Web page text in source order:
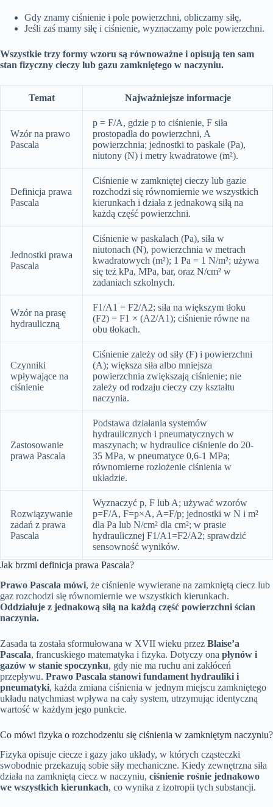
Gdy znamy ciśnienie i pole powierzchni, obliczamy siłę,
Jeśli zaś mamy siłę i ciśnienie, wyznaczamy pole powierzchni.
Wszystkie trzy formy wzoru są równoważne i opisują ten sam
stan fizyczny cieczy lub gazu zamkniętego w naczyniu.
Temat Najważniejsze informacje
Wzór na prawo
Pascala
p = F/A, gdzie p to ciśnienie, F siła
prostopadła do powierzchni, A
powierzchnia; jednostki to paskale (Pa),
niutony (N) i metry kwadratowe (m²).
Definicja prawa
Pascala
Ciśnienie w zamkniętej cieczy lub gazie
rozchodzi się równomiernie we wszystkich
kierunkach i działa z jednakową siłą na
każdą część powierzchni.
Jednostki prawa
Pascala
Ciśnienie w paskalach (Pa), siła w
niutonach (N), powierzchnia w metrach
kwadratowych (m²); 1 Pa = 1 N/m²; używa
się też kPa, MPa, bar, oraz N/cm² w
zadaniach szkolnych.
Wzór na prasę
hydrauliczną
F1/A1 = F2/A2; siła na większym tłoku
(F2) = F1 × (A2/A1); ciśnienie równe na
obu tłokach.
Czynniki
wpływające na
ciśnienie
Ciśnienie zależy od siły (F) i powierzchni
(A); większa siła albo mniejsza
powierzchnia zwiększają ciśnienie; nie
zależy od rodzaju cieczy czy kształtu
naczynia.
Zastosowanie
prawa Pascala
Podstawa działania systemów
hydraulicznych i pneumatycznych w
maszynach; w hydraulice ciśnienie do 20-
35 MPa, w pneumatyce 0,6-1 MPa;
równomierne rozłożenie ciśnienia w
układzie.
Rozwiązywanie
zadań z prawa
Pascala
Wyznaczyć p, F lub A; używać wzorów
p=F/A, F=p×A, A=F/p; jednostki w N i m²
dla Pa lub N/cm² dla cm²; w prasie
hydraulicznej F1/A1=F2/A2; sprawdzić
sensowność wyników.
Jak brzmi definicja prawa Pascala?
Prawo Pascala mówi, że ciśnienie wywierane na zamkniętą ciecz lub
gaz rozchodzi się równomiernie we wszystkich kierunkach.
Oddziałuje z jednakową siłą na każdą część powierzchni ścian
naczynia.
Zasada ta została sformułowana w XVII wieku przez Blaise’a
Pascala, francuskiego matematyka i fizyka. Dotyczy ona płynów i
gazów w stanie spoczynku, gdy nie ma ruchu ani zakłóceń
przepływu. Prawo Pascala stanowi fundament hydrauliki i
pneumatyki, każda zmiana ciśnienia w jednym miejscu zamkniętego
układu natychmiast wpływa na cały system, utrzymując identyczną
wartość w każdym jego punkcie.
Co mówi fizyka o rozchodzeniu się ciśnienia w zamkniętym naczyniu?
Fizyka opisuje ciecze i gazy jako układy, w których cząsteczki
swobodnie przekazują sobie siły mechaniczne. Kiedy zewnętrzna siła
działa na zamkniętą ciecz w naczyniu, ciśnienie rośnie jednakowo
we wszystkich kierunkach, co wynika z izotropii tych substancji.